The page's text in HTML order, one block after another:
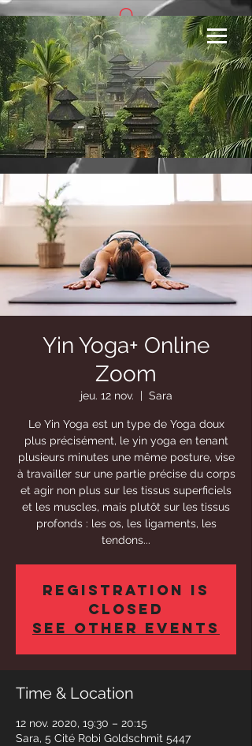
Se connecter
Yin Yoga+ Online
Zoom
jeu. 12 nov.
  |
Sara
Le Yin Yoga est un type de Yoga doux
plus précisément, le yin yoga en tenant
plusieurs minutes une même posture, vise
à travailler sur une partie précise du corps
et agir non plus sur les tissus superficiels
et les muscles, mais plutôt sur les tissus
profonds : les os, les ligaments, les
tendons...
Registration is
Closed
See other events
Time & Location
12 nov. 2020, 19:30 – 20:15
Sara, 5 Cité Robi Goldschmit 5447